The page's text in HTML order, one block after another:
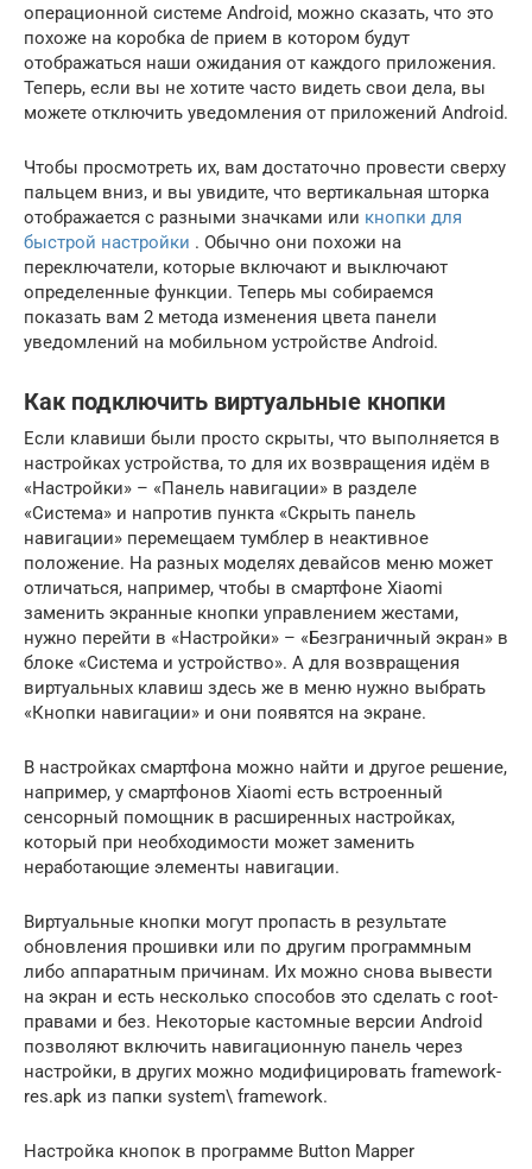
операционной системе Android, можно сказать, что это
похоже на коробка de прием в котором будут
отображаться наши ожидания от каждого приложения.
Теперь, если вы не хотите часто видеть свои дела, вы
можете отключить уведомления от приложений Android.
Чтобы просмотреть их, вам достаточно провести сверху
пальцем вниз, и вы увидите, что вертикальная шторка
отображается с разными значками или кнопки для
быстрой настройки . Обычно они похожи на
переключатели, которые включают и выключают
определенные функции. Теперь мы собираемся
показать вам 2 метода изменения цвета панели
уведомлений на мобильном устройстве Android.
Как подключить виртуальные кнопки
Если клавиши были просто скрыты, что выполняется в
настройках устройства, то для их возвращения идём в
«Настройки» – «Панель навигации» в разделе
«Система» и напротив пункта «Скрыть панель
навигации» перемещаем тумблер в неактивное
положение. На разных моделях девайсов меню может
отличаться, например, чтобы в смартфоне Xiaomi
заменить экранные кнопки управлением жестами,
нужно перейти в «Настройки» – «Безграничный экран» в
блоке «Система и устройство». А для возвращения
виртуальных клавиш здесь же в меню нужно выбрать
«Кнопки навигации» и они появятся на экране.
В настройках смартфона можно найти и другое решение,
например, у смартфонов Xiaomi есть встроенный
сенсорный помощник в расширенных настройках,
который при необходимости может заменить
неработающие элементы навигации.
Виртуальные кнопки могут пропасть в результате
обновления прошивки или по другим программным
либо аппаратным причинам. Их можно снова вывести
на экран и есть несколько способов это сделать с root-
правами и без. Некоторые кастомные версии Android
позволяют включить навигационную панель через
настройки, в других можно модифицировать framework-
res.apk из папки system\ framework.
Настройка кнопок в программе Button Mapper